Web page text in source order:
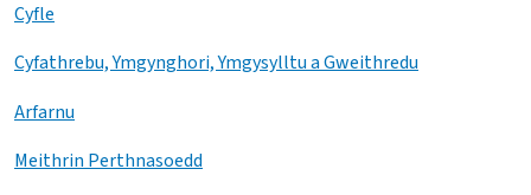
Cyfle
Cyfathrebu, Ymgynghori, Ymgysylltu a Gweithredu
Arfarnu
Meithrin Perthnasoedd